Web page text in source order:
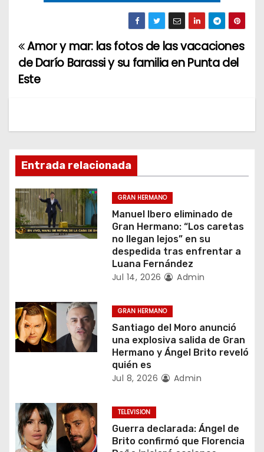
N
a
e
g
a
c
i
d
e
e
t
r
Amor y mar: las fotos de las vacaciones
de Darío Barassi y su familia en Punta del
Este
Entrada relacionada
GRAN HERMANO
Manuel Ibero eliminado de
Gran Hermano: “Los caretas
no llegan lejos” en su
despedida tras enfrentar a
Luana Fernández
Jul 14, 2026 Admin
GRAN HERMANO
Santiago del Moro anunció
una explosiva salida de Gran
Hermano y Ángel Brito reveló
quién es
Jul 8, 2026 Admin
TELEVISION
Guerra declarada: Ángel de
Brito confirmó que Florencia